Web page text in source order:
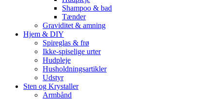
Shampoo & bad
Tænder
Graviditet & amning
Hjem & DIY
Spireglas & frø
Ikke-spiselige urter
Hudpleje
Husholdningsartikler
Udstyr
Sten og Krystaller
Armbånd